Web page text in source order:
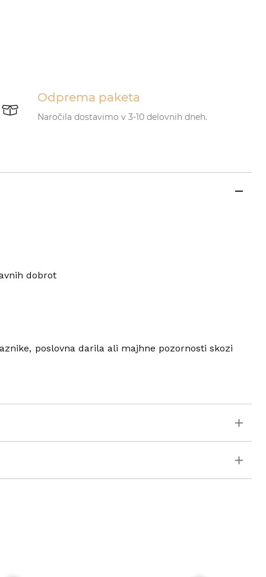
Odprema paketa
Naročila dostavimo v 3-10 delovnih dneh.
dobrot
poslovna darila ali majhne pozornosti skozi